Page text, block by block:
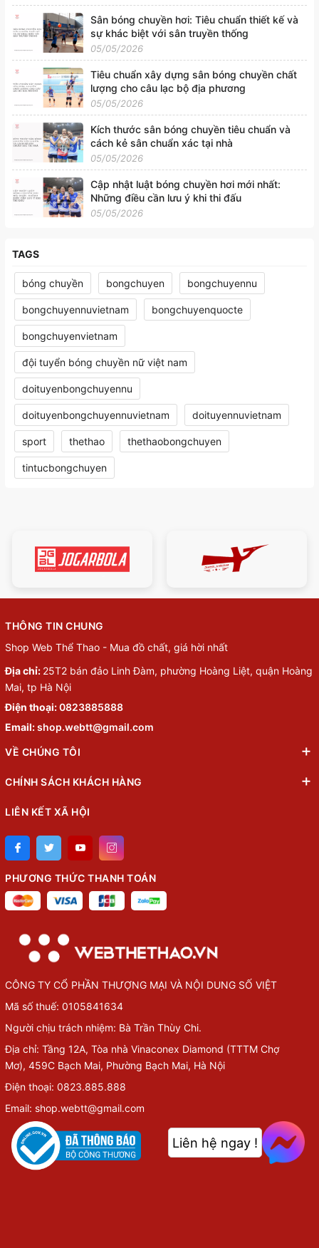
Sân bóng chuyền hơi: Tiêu chuẩn thiết kế và
sự khác biệt với sân truyền thống
05/05/2026
Tiêu chuẩn xây dựng sân bóng chuyền chất
lượng cho câu lạc bộ địa phương
05/05/2026
Kích thước sân bóng chuyền tiêu chuẩn và
cách kẻ sân chuẩn xác tại nhà
05/05/2026
Cập nhật luật bóng chuyền hơi mới nhất:
Những điều cần lưu ý khi thi đấu
05/05/2026
TAGS
bóng chuyền bongchuyen bongchuyennu
bongchuyennuvietnam bongchuyenquocte
bongchuyenvietnam
đội tuyển bóng chuyền nữ việt nam
doituyenbongchuyennu
doituyenbongchuyennuvietnam doituyennuvietnam
sport thethao thethaobongchuyen
tintucbongchuyen
THÔNG TIN CHUNG
Shop Web Thể Thao - Mua đồ chất, giá hời nhất
Địa chỉ: 25T2 bán đảo Linh Đàm, phường Hoàng Liệt, quận Hoàng
Mai, tp Hà Nội
Điện thoại:0823885888
Email:shop.webtt@gmail.com
VỀ CHÚNG TÔI
CHÍNH SÁCH KHÁCH HÀNG
LIÊN KẾT XÃ HỘI
PHƯƠNG THỨC THANH TOÁN
CÔNG TY CỔ PHẦN THƯỢNG MẠI VÀ NỘI DUNG SỐ VIỆT
Mã số thuế: 0105841634
Người chịu trách nhiệm: Bà Trần Thùy Chi.
Địa chỉ: Tầng 12A, Tòa nhà Vinaconex Diamond (TTTM Chợ
Mơ), 459C Bạch Mai, Phường Bạch Mai, Hà Nội
Điện thoại: 0823.885.888
Email: shop.webtt@gmail.com
Liên hệ ngay !